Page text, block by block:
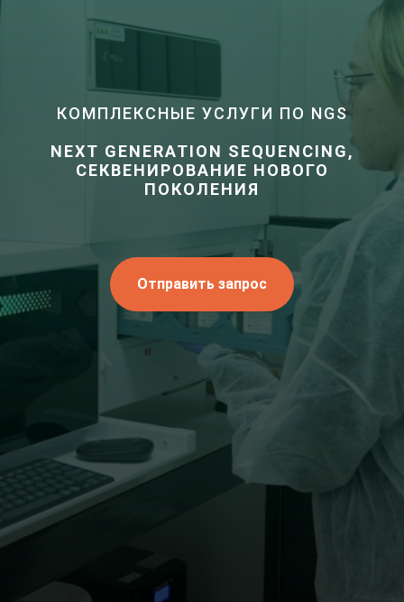
КОМПЛЕКСНЫЕ УСЛУГИ ПО NGS
NEXT GENERATION SEQUENCING,
СЕКВЕНИРОВАНИЕ НОВОГО
ПОКОЛЕНИЯ
Отправить запрос